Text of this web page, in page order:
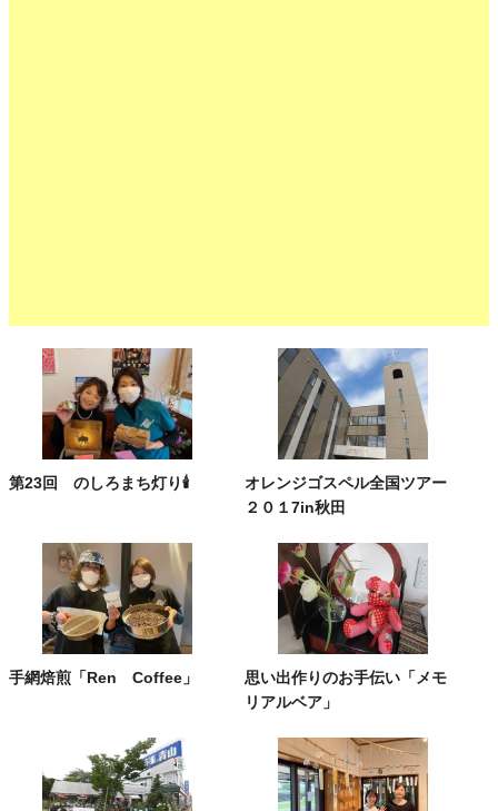
第23回 のしろまち灯り🕯
オレンジゴスペル全国ツアー
２０１7in秋田
手網焙煎「Ren Coffee」
思い出作りのお手伝い「メモ
リアルベア」